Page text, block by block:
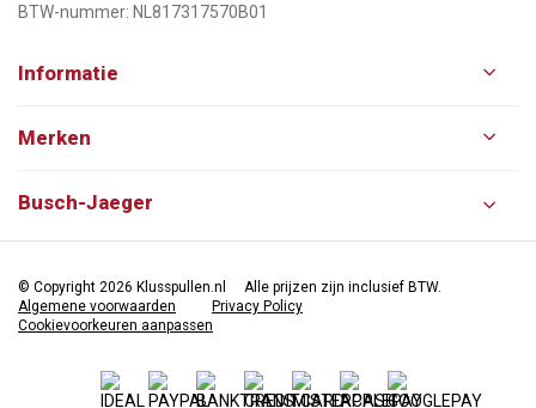
BTW-nummer: NL817317570B01
Informatie
Merken
Busch-Jaeger
© Copyright 2026 Klusspullen.nl
Alle prijzen zijn inclusief BTW.
Algemene voorwaarden
Privacy Policy
Cookievoorkeuren aanpassen